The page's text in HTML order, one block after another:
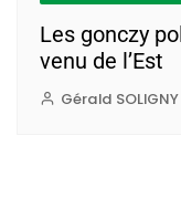
Les gonczy
venu de l’Est
Gérald SOLIGNY